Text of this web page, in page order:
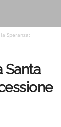
Speranza:
Santa